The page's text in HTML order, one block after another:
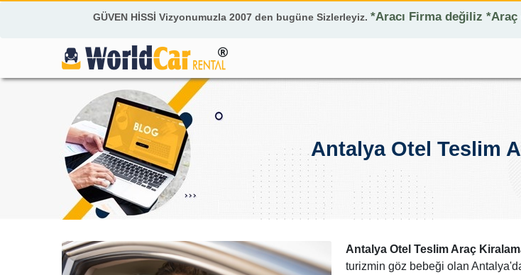
GÜVEN HİSSİ Vizyonumuzla 2007 den bugüne Sizlerleyiz. *Aracı Firma değiliz
Antalya Otel Teslim
Antalya Otel Teslim Araç
turizmin göz bebeği olan